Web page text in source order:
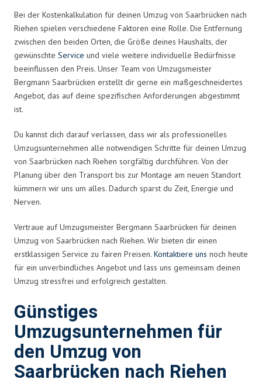
Bei der Kostenkalkulation für deinen Umzug von Saarbrücken nach
Riehen spielen verschiedene Faktoren eine Rolle. Die Entfernung
zwischen den beiden Orten, die Größe deines Haushalts, der
gewünschte Service und viele weitere individuelle Bedürfnisse
beeinflussen den Preis. Unser Team von Umzugsmeister
Bergmann Saarbrücken erstellt dir gerne ein maßgeschneidertes
Angebot, das auf deine spezifischen Anforderungen abgestimmt
ist.
Du kannst dich darauf verlassen, dass wir als professionelles
Umzugsunternehmen alle notwendigen Schritte für deinen Umzug
von Saarbrücken nach Riehen sorgfältig durchführen. Von der
Planung über den Transport bis zur Montage am neuen Standort
kümmern wir uns um alles. Dadurch sparst du Zeit, Energie und
Nerven.
Vertraue auf Umzugsmeister Bergmann Saarbrücken für deinen
Umzug von Saarbrücken nach Riehen. Wir bieten dir einen
erstklassigen Service zu fairen Preisen. Kontaktiere uns noch heute
für ein unverbindliches Angebot und lass uns gemeinsam deinen
Umzug stressfrei und erfolgreich gestalten.
Günstiges
Umzugsunternehmen für
den Umzug von
Saarbrücken nach Riehen